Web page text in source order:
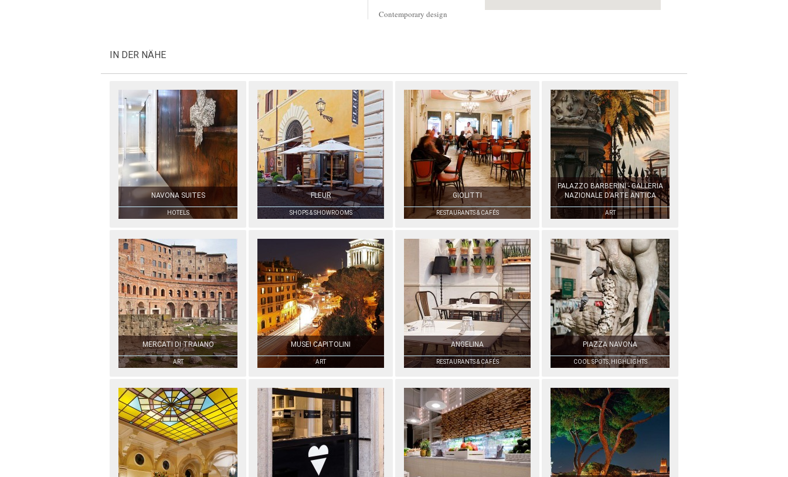
Contemporary design
IN DER NÄHE
NAVONA SUITES
HOTELS
FLEUR
SHOPS & SHOWROOMS
GIOLITTI
RESTAURANTS & CAFÉS
PALAZZO BARBERINI - GALLERIA
NAZIONALE D’ARTE ANTICA
ART
MERCATI DI TRAIANO
ART
MUSEI CAPITOLINI
ART
ANGELINA
RESTAURANTS & CAFÉS
PIAZZA NAVONA
COOL SPOTS, HIGHLIGHTS